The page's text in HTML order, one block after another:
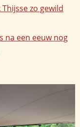
zo gewild
na een eeuw nog